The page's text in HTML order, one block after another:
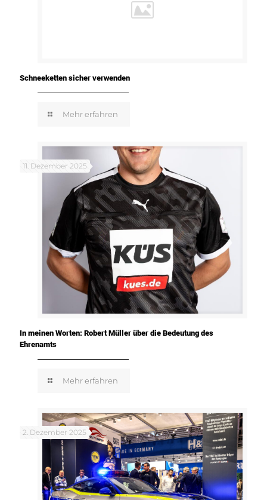
Schneeketten sicher verwenden
Mehr erfahren
11. Dezember 2025
In meinen Worten: Robert Müller über die Bedeutung des
Ehrenamts
Mehr erfahren
2. Dezember 2025